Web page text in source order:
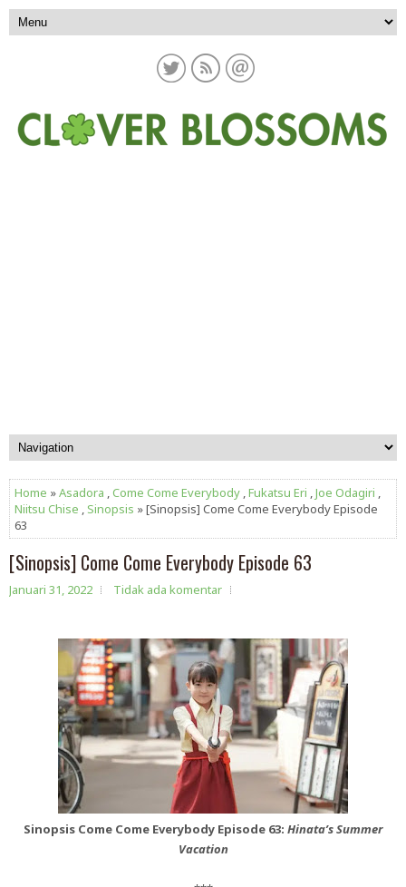
Home »Asadora ,Come Come Everybody ,Fukatsu Eri ,Joe Odagiri ,
Niitsu Chise , Sinopsis » [Sinopsis] Come Come Everybody Episode
63
[Sinopsis] Come Come Everybody Episode 63
Januari 31, 2022 Tidak ada komentar
Sinopsis Come Come Everybody Episode 63: Hinata’s Summer
Vacation